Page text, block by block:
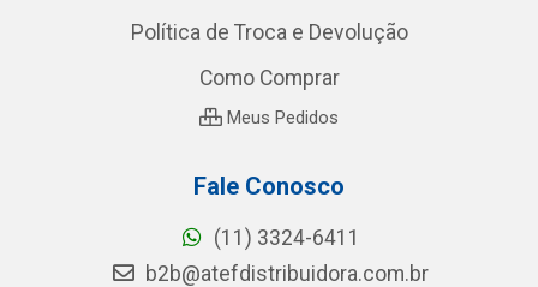
Política de Troca e Devolução
Como Comprar
Meus Pedidos
Fale Conosco
(11) 3324-6411
b2b@atefdistribuidora.com.br